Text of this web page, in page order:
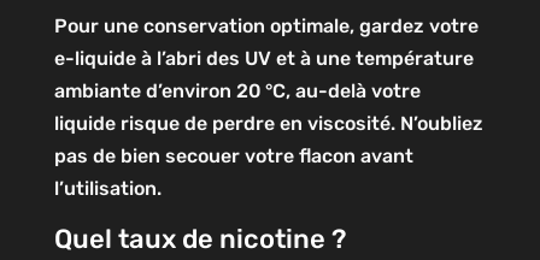
Pour une conservation optimale, gardez votre
e-liquide à l’abri des UV et à une température
ambiante d’environ 20 °C, au-delà votre
liquide risque de perdre en viscosité. N’oubliez
pas de bien secouer votre flacon avant
l’utilisation.
Quel taux de nicotine ?